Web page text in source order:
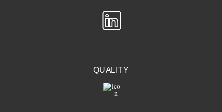
QUALITY